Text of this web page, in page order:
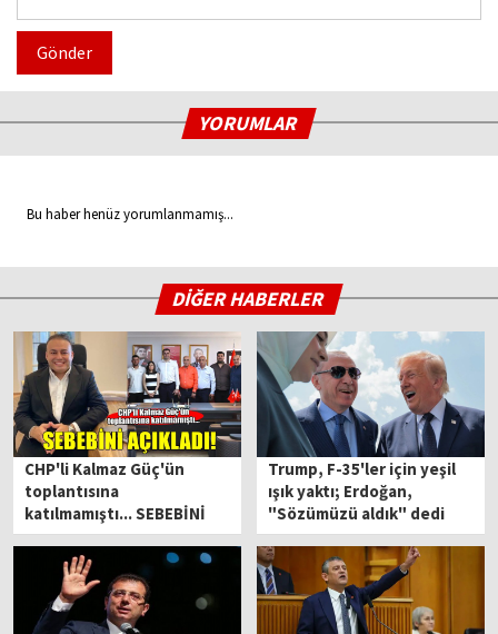
Gönder
YORUMLAR
Bu haber henüz yorumlanmamış...
DİĞER HABERLER
CHP'li Kalmaz Güç'ün
toplantısına
katılmamıştı... SEBEBİNİ
AÇIKLADI!
Trump, F-35'ler için yeşil
ışık yaktı; Erdoğan,
"Sözümüzü aldık" dedi